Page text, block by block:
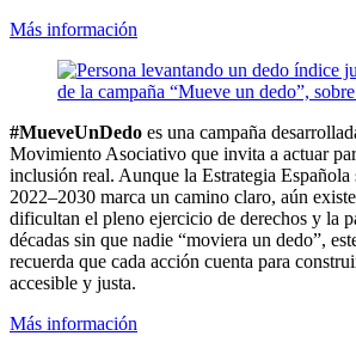
Más información
#MueveUnDedo es una campaña
Movimiento Asociativo que invita a actuar
inclusión real. Aunque la Estrategia Española
2022–2030 marca un camino claro, aún
dificultan el pleno ejercicio de derechos y la
décadas sin que nadie “moviera un dedo”,
recuerda que cada acción cuenta para
accesible y justa.
Más información